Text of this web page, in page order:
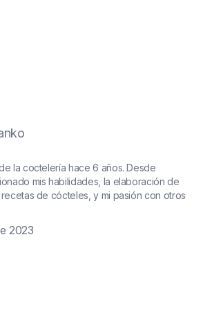
la coctelería hace 6 años. Desde
mis habilidades, la elaboración de
de cócteles, y mi pasión con otros
2023